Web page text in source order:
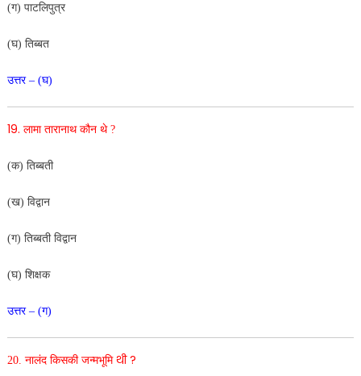
(ग) पाटलिपुत्र
(घ) तिब्बत
उत्तर – (घ)
19. लामा तारानाथ कौन थे ?
(क) तिब्बती
(ख) विद्वान
(ग) तिब्बती विद्वान
(घ) शिक्षक
उत्तर – (ग)
20. नालंद किसकी जन्मभूमि थी ?